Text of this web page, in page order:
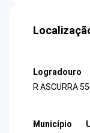
Logradouro
R ASCURRA
Município